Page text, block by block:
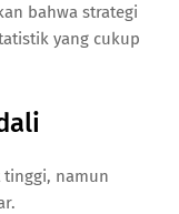
bahwa strategi
yang cukup
tinggi, namun